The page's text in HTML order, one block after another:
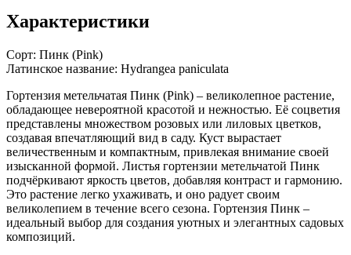
Характеристики
Сорт: Пинк (Pink)
Латинское название: Hydrangea paniculata
Гортензия метельчатая Пинк (Pink) – великолепное растение,
обладающее невероятной красотой и нежностью. Её соцветия
представлены множеством розовых или лиловых цветков,
создавая впечатляющий вид в саду. Куст вырастает
величественным и компактным, привлекая внимание своей
изысканной формой. Листья гортензии метельчатой Пинк
подчёркивают яркость цветов, добавляя контраст и гармонию.
Это растение легко ухаживать, и оно радует своим
великолепием в течение всего сезона. Гортензия Пинк –
идеальный выбор для создания уютных и элегантных садовых
композиций.